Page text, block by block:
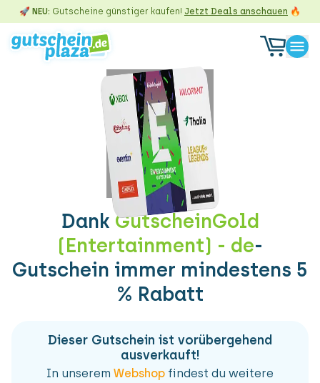
🚀 NEU: Gutscheine günstiger kaufen! Jetzt Deals anschauen 🔥
Dank GutscheinGold
(Entertainment) - de-
Gutschein immer mindestens 5
% Rabatt
Dieser Gutschein ist vorübergehend
ausverkauft!
In unserem Webshop findest du weitere